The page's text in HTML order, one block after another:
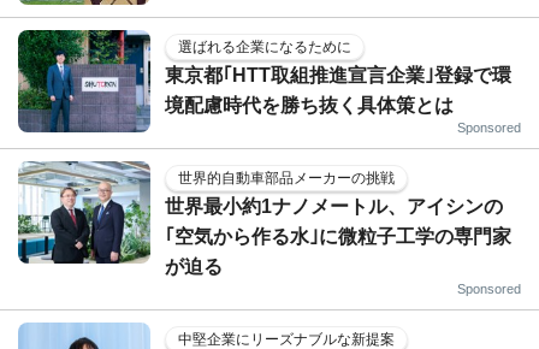
選ばれる企業になるために
東京都｢HTT取組推進宣言企業｣登録で環
境配慮時代を勝ち抜く具体策とは
Sponsored
世界的自動車部品メーカーの挑戦
世界最小約1ナノメートル、アイシンの
｢空気から作る水｣に微粒子工学の専門家
が迫る
Sponsored
中堅企業にリーズナブルな新提案